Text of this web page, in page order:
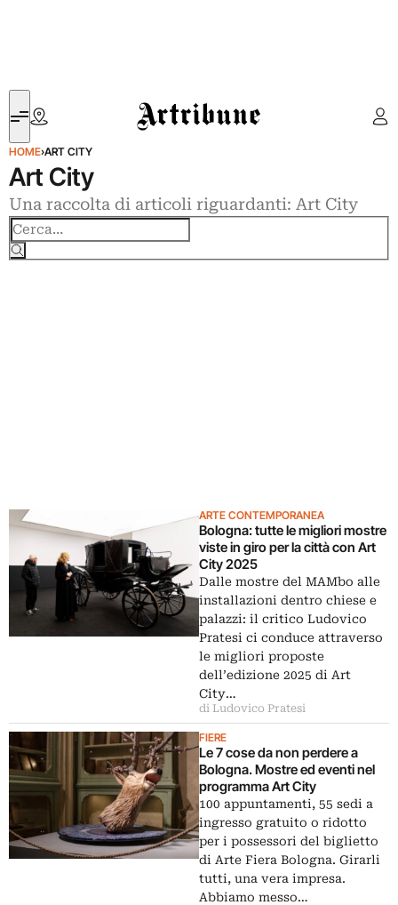
Artribune
HOME›ART CITY
Art City
Una raccolta di articoli riguardanti: Art City
ARTE CONTEMPORANEA
Bologna: tutte le migliori mostre
viste in giro per la città con Art
City 2025
Dalle mostre del MAMbo alle
installazioni dentro chiese e
palazzi: il critico Ludovico
Pratesi ci conduce attraverso
le migliori proposte
dell’edizione 2025 di Art
City…
di Ludovico Pratesi
FIERE
Le 7 cose da non perdere a
Bologna. Mostre ed eventi nel
programma Art City
100 appuntamenti, 55 sedi a
ingresso gratuito o ridotto
per i possessori del biglietto
di Arte Fiera Bologna. Girarli
tutti, una vera impresa.
Abbiamo messo…